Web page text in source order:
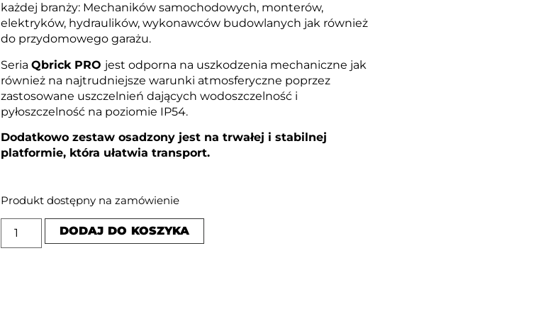
każdej branży: Mechaników samochodowych, monterów,
elektryków, hydraulików, wykonawców budowlanych jak również
do przydomowego garażu.
Seria Qbrick PRO jest odporna na uszkodzenia mechaniczne jak
również na najtrudniejsze warunki atmosferyczne poprzez
zastosowane uszczelnień dających wodoszczelność i
pyłoszczelność na poziomie IP54.
Dodatkowo zestaw osadzony jest na trwałej i stabilnej
platformie, która ułatwia transport.
Produkt dostępny na zamówienie
DODAJ DO KOSZYKA